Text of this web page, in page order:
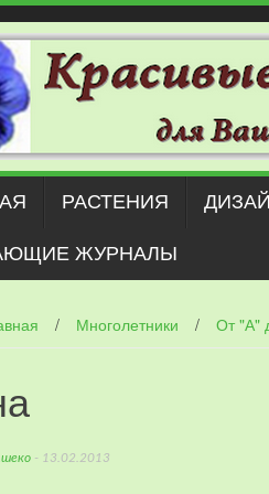
РАСТЕНИЯ
ЖУРНАЛЫ
/ Многолетники / От "А"
- 13.02.2013